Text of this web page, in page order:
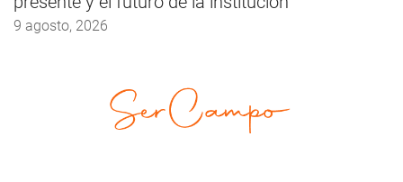
9 agosto, 2026